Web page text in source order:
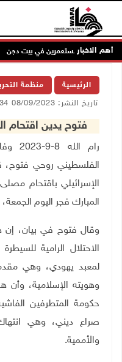
أهم الاخبار
اعتداء للمستعمرين في بيت دجن
الرئيسية منظمة
تاريخ النشر: 08/09/2023 11:34 ص
فتوح يدين اقتحام
رام
الفلسطيني روحي فتوح،
الإسرائيلي باقتحام
المبارك فجر اليوم
وقال فتوح في بيان، إن
الاحتلال الرامية
لمعبد يهودي، وهي
وهويته الإسلامية، وأن
حكومة المتطرفين
صراع ديني، وهي
والأممية.